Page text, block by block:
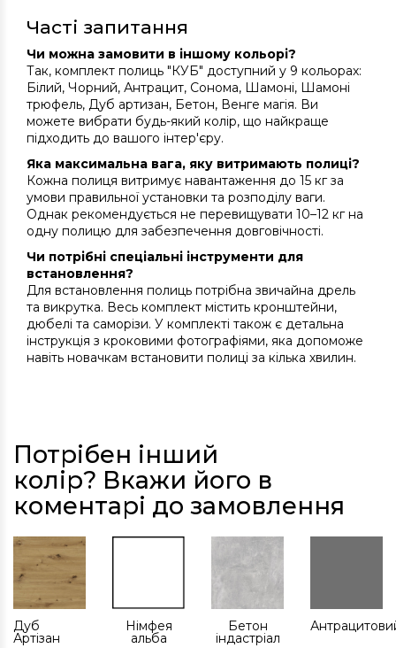
Часті запитання
Чи можна замовити в іншому кольорі?
Так, комплект полиць "КУБ" доступний у 9 кольорах:
Білий, Чорний, Антрацит, Сонома, Шамоні, Шамоні
трюфель, Дуб артизан, Бетон, Венге магія. Ви
можете вибрати будь-який колір, що найкраще
підходить до вашого інтер'єру.
Яка максимальна вага, яку витримають полиці?
Кожна полиця витримує навантаження до 15 кг за
умови правильної установки та розподілу ваги.
Однак рекомендується не перевищувати 10–12 кг на
одну полицю для забезпечення довговічності.
Чи потрібні спеціальні інструменти для
встановлення?
Для встановлення полиць потрібна звичайна дрель
та викрутка. Весь комплект містить кронштейни,
дюбелі та саморізи. У комплекті також є детальна
інструкція з кроковими фотографіями, яка допоможе
навіть новачкам встановити полиці за кілька хвилин.
Потрібен інший
колір? Вкажи його в
коментарі до замовлення
Дуб
Артізан
Німфея
альба
Бетон
індастріал